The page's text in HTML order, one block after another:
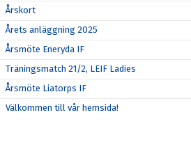
Årskort
Årets anläggning 2025
Årsmöte Eneryda IF
Träningsmatch 21/2, LEIF Ladies
Årsmöte Liatorps IF
Välkommen till vår hemsida!